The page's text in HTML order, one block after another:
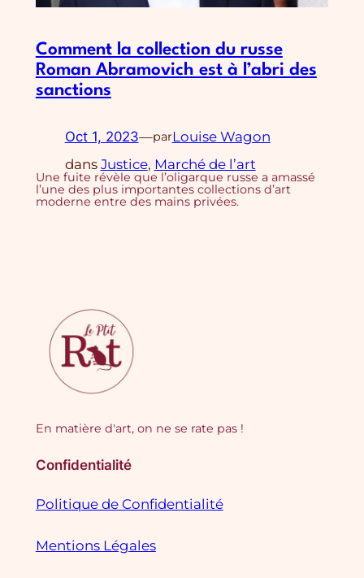
Comment la collection du russe
Roman Abramovich est à l’abri des
sanctions
Oct 1, 2023—parLouise Wagon
dans Justice, Marché de l’art
Une fuite révèle que l’oligarque russe a amassé
l’une des plus importantes collections d’art
moderne entre des mains privées.
En matière d'art, on ne se rate pas !
Confidentialité
Politique de Confidentialité
Mentions Légales